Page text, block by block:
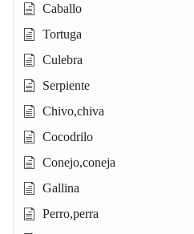
Caballo
Tortuga
Culebra
Serpiente
Chivo,chiva
Cocodrilo
Conejo,coneja
Gallina
Perro,perra